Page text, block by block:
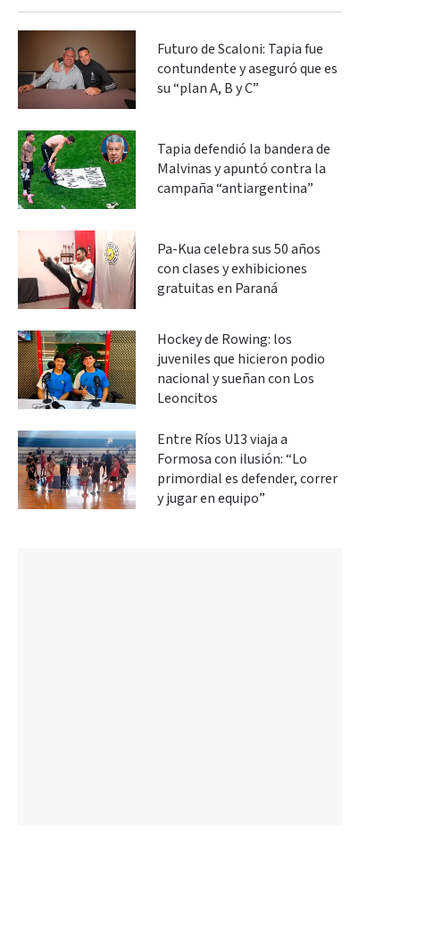
Futuro de Scaloni: Tapia fue
contundente y aseguró que es
su “plan A, B y C”
Tapia defendió la bandera de
Malvinas y apuntó contra la
campaña “antiargentina”
Pa-Kua celebra sus 50 años
con clases y exhibiciones
gratuitas en Paraná
Hockey de Rowing: los
juveniles que hicieron podio
nacional y sueñan con Los
Leoncitos
Entre Ríos U13 viaja a
Formosa con ilusión: “Lo
primordial es defender, correr
y jugar en equipo”